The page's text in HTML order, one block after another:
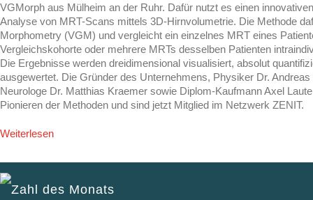
VGMorph aus Mülheim an der Ruhr. Dafür nutzt es einen
Analyse von MRT-Scans mittels 3D-Hirnvolumetrie. Die Methode
Morphometry (VGM) und vergleicht ein einzelnes MRT eines
Vergleichskohorte oder mehrere MRTs desselben Patienten
Die Ergebnisse werden dreidimensional visualisiert, absolut
ausgewertet. Die Gründer des Unternehmens, Physiker Dr.
Neurologe Dr. Matthias Kraemer sowie Diplom-Kaufmann Axel
Pionieren der Methoden und sind jetzt Mitglied im Netzwerk ZENIT.
Weiterlesen
Zahl des Monats